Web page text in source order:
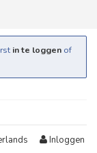
in te loggen of
Inloggen